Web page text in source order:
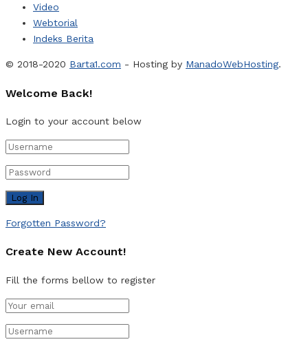
Video
Webtorial
Indeks Berita
© 2018-2020 Barta1.com - Hosting by ManadoWebHosting.
Welcome Back!
Login to your account below
Forgotten Password?
Create New Account!
Fill the forms bellow to register